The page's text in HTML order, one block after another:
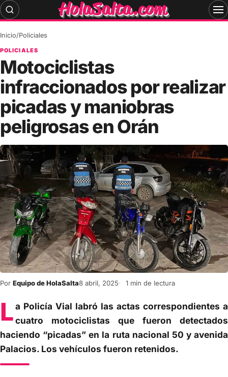
Skip
to
Inicio/Policiales
POLICIALES
Motociclistas
infraccionados por realizar
picadas y maniobras
peligrosas en Orán
Por Equipo de HolaSalta8 abril, 2025 1 min de lectura
La Policía Vial labró las actas correspondientes a
cuatro motociclistas que fueron detectados
haciendo “picadas” en la ruta nacional 50 y avenida
Palacios. Los vehículos fueron retenidos.